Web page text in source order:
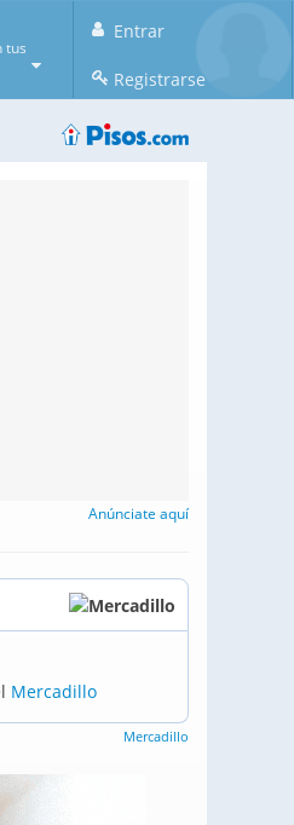
Entrar
Registrarse
tus
Anúnciate aquí
Mercadillo
Mercadillo